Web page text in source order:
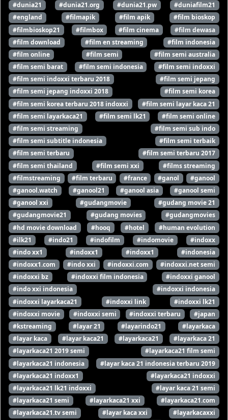
#dunia21
#dunia21.org #dunia21.pw
#duniafilm21
#england
#filmapik #film apik
#film bioskop
#filmbioskop21
#filmbox #film cinema
#film dewasa
#film download
#film en streaming
#film indonesia
#film online
#film semi
#film semi australia
#film semi barat
#film semi indonesia
#film semi indoxxi
#film semi indoxxi terbaru 2018
#film semi jepang
#film semi jepang indoxxi 2018
#film semi korea
#film semi korea terbaru 2018 indoxxi
#film semi layar kaca 21
#film semi layarkaca21
#film semi lk21
#film semi online
#film semi streaming
#film semi sub indo
#film semi subtitle indonesia
#film semi terbaik
#film semi terbaru
#film semi terbaru 2017
#film semi thailand
#film semi xxi
#films streaming
#filmstreaming
#film terbaru #france #ganol
#ganool
#ganool.watch
#ganool21 #ganool asia
#ganool semi
#ganool xxi
#gudangmovie
#gudang movie 21
#gudangmovie21
#gudang movies
#gudangmovies
#hd movie download
#hooq #hotel
#human evolution
#ilk21
#indo21 #indofilm #indomovie
#indoxx
#indo xx1
#indoxx1 #indoxx1
#indonesia
#indoxx1.com
#indo xxi #indoxxi.com
#indoxxi.net semi
#indoxxi bz
#indoxxi film indonesia
#indoxxi ganool
#indo xxi indonesia
#indoxxi indonesia
#indoxxi layarkaca21
#indoxxi link
#indoxxi lk21
#indoxxi movie
#indoxxi semi #indoxxi terbaru
#japan
#kstreaming
#layar 21 #layarindo21
#layarkaca
#layar kaca
#layar kaca21 #layarkaca21
#layarkaca 21
#layarkaca21 2019 semi
#layarkaca21 film semi
#layarkaca21 indonesia
#layar kaca 21 indonesia terbaru 2019
#layarkaca21 indoxx1
#layarkaca21 indoxxi
#layarkaca21 lk21 indoxxi
#layar kaca 21 semi
#layarkaca21 semi
#layarkaca21 xxi
#layarkaca21.com
#layarkaca21.tv semi
#layar kaca xxi
#layarkacaxxi